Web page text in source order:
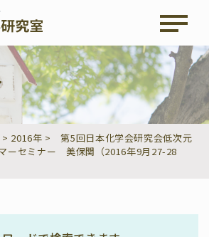
メニュ
> 2016年 >
第5回日本化学会研究会低次元
ーセミナー 美保関（2016年9月27-28